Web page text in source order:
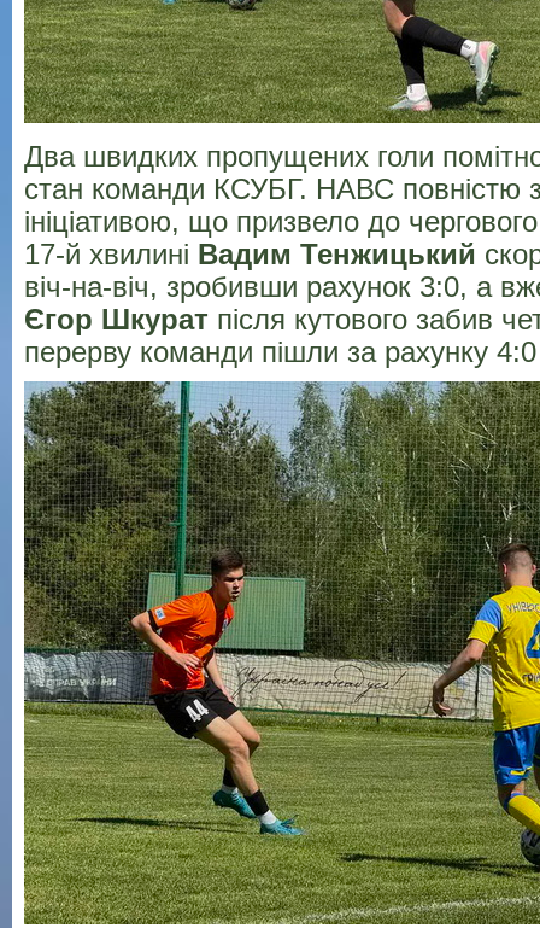
Два швидких пропущених голи
стан команди КСУБГ. НАВС повністю
ініціативою, що призвело до
17-й хвилині Вадим Тенжицький
віч-на-віч, зробивши рахунок 3:0, а
Єгор Шкурат після кутового забив
перерву команди пішли за рахунку